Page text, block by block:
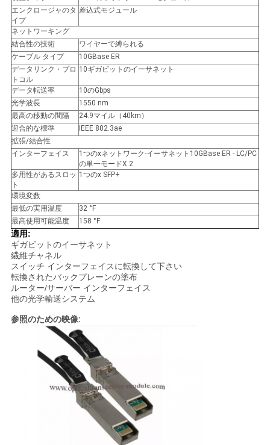
ー
ス
事
件
SITEMAP
プ
ラ
イ
バ
シ
ー
エンクロージャのタ
イプ
差込式モジュール
ネットワーキング
結合性の技術
ワイヤーで縛られる
ケーブル タイプ
10GBase ER
データリンク・プロ
トコル
10ギガビットのイーサネット
データ転送率
10のGbps
光学波長
1550 nm
最高の移動の間隔
24.9マイル（40km）
迎合的な標準
IEEE 802.3ae
拡張/結合性
インターフェイス
1つのxネットワーク-イーサネット10GBase ER - LC/PC
の単一モードX 2
多用性があるスロッ
ト
1つのx SFP+
環境変数
最低の実用温度
32 °F
最高使用可能温度
158 °F
適用:
ギガビットのイーサネット
繊維チャネル
スイッチ インターフェイスに転換して下さい
転換されたバックプレーンの塗布
ルーター/サーバー インターフェイス
他の光学輸送システム
参照のための映像: